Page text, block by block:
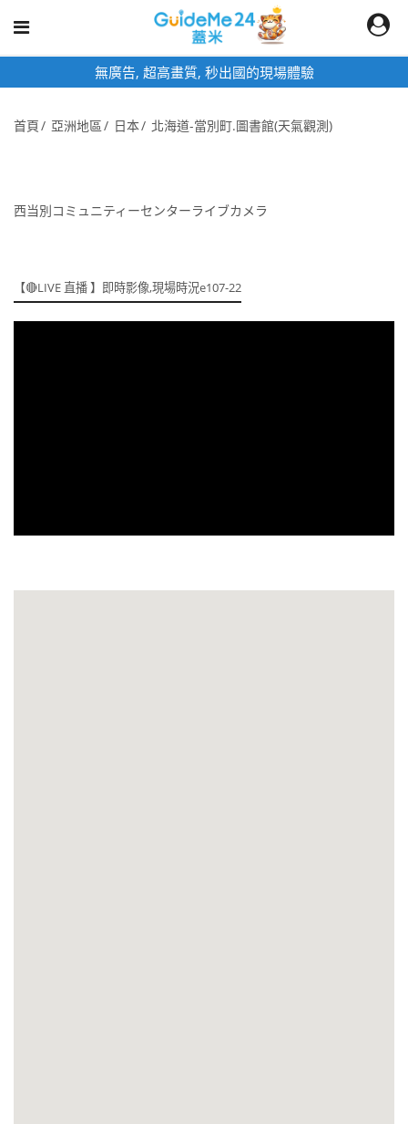
即時影像頁面為固定網址,加入桌面快速觀看
首頁 亞洲地區 日本 北海道-當別町.圖書館(天氣觀測)
西当別コミュニティーセンターライブカメラ
【🔴LIVE 直播 】即時影像,現場時況e107-22